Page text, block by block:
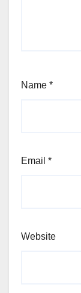
Name *
Email *
Website